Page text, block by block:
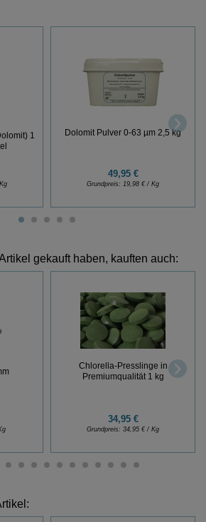
1
Dolomit Pulver 0-63 µm 2,5 kg
49,95 €
Grundpreis: 19,98 € / Kg
gekauft haben, kauften auch:
Chlorella-Presslinge in
Premiumqualität 1 kg
34,95 €
Grundpreis: 34,95 € / Kg